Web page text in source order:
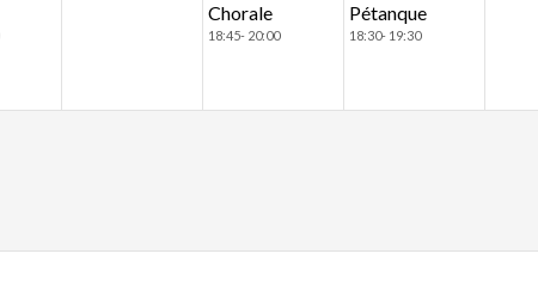
Chorale
18:45- 20:00
Pétanque
18:30- 19:30